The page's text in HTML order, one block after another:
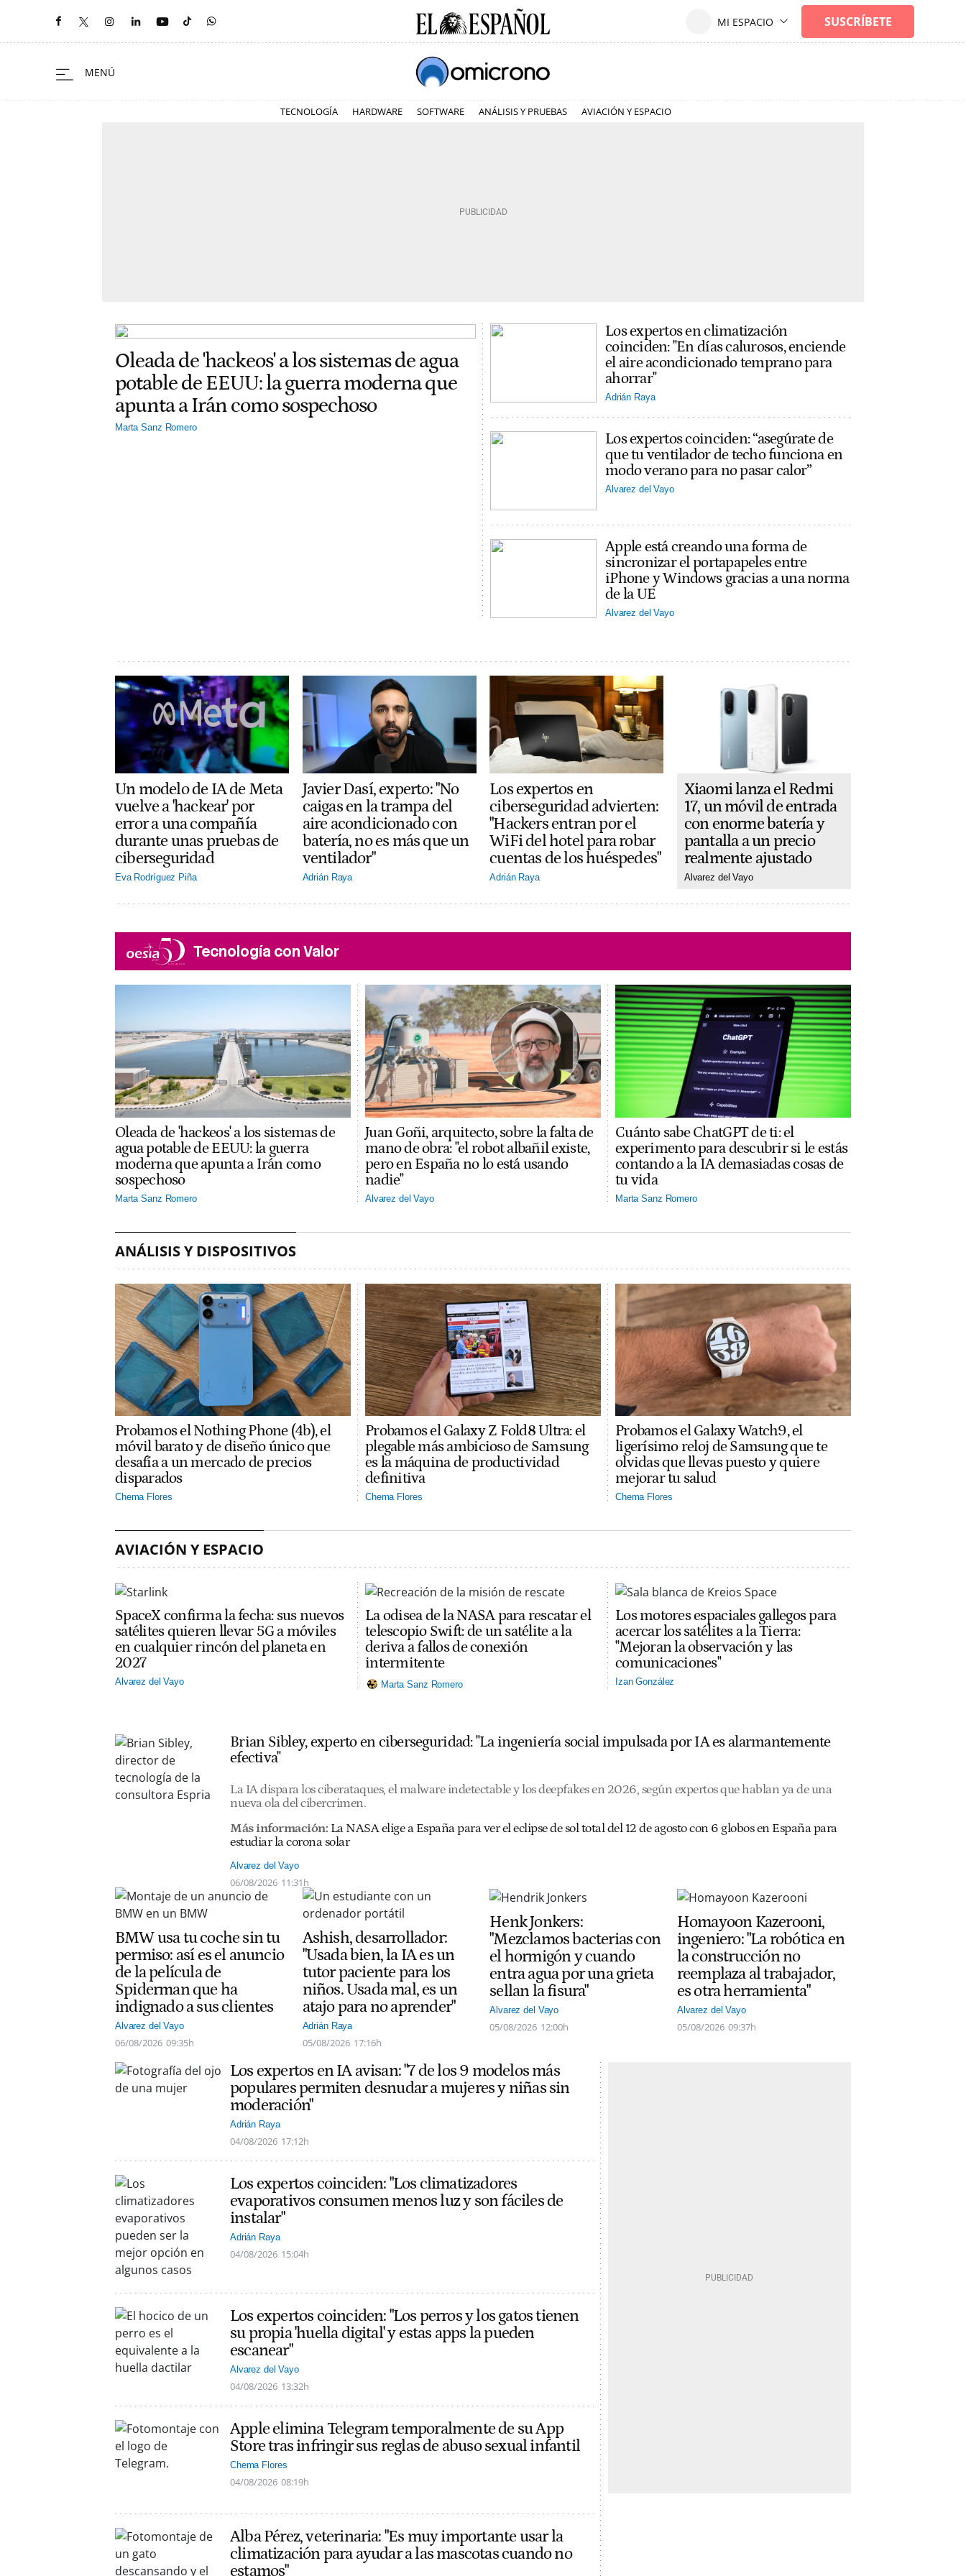
TECNOLOGÍA HARDWARE SOFTWARE ANÁLISIS Y PRUEBAS AVIACIÓN Y ESPACIO
Oleada de 'hackeos' a los sistemas de agua
potable de EEUU: la guerra moderna que
apunta a Irán como sospechoso
Marta Sanz Romero
Los expertos en climatización
coinciden: "En días calurosos, enciende
el aire acondicionado temprano para
ahorrar"
Adrián Raya
Los expertos coinciden: “asegúrate de
que tu ventilador de techo funciona en
modo verano para no pasar calor”
Alvarez del Vayo
Apple está creando una forma de
sincronizar el portapapeles entre
iPhone y Windows gracias a una norma
de la UE
Alvarez del Vayo
Un modelo de IA de Meta
vuelve a 'hackear' por
error a una compañía
durante unas pruebas de
ciberseguridad
Eva Rodríguez Piña
Javier Dasí, experto: "No
caigas en la trampa del
aire acondicionado con
batería, no es más que un
ventilador"
Adrián Raya
Los expertos en
ciberseguridad advierten:
"Hackers entran por el
WiFi del hotel para robar
cuentas de los huéspedes"
Adrián Raya
Xiaomi lanza el Redmi
17, un móvil de entrada
con enorme batería y
pantalla a un precio
realmente ajustado
Alvarez del Vayo
Tecnología con Valor
Oleada de 'hackeos' a los sistemas de
agua potable de EEUU: la guerra
moderna que apunta a Irán como
sospechoso
Marta Sanz Romero
Juan Goñi, arquitecto, sobre la falta de
mano de obra: "el robot albañil existe,
pero en España no lo está usando
nadie"
Alvarez del Vayo
Cuánto sabe ChatGPT de ti: el
experimento para descubrir si le estás
contando a la IA demasiadas cosas de
tu vida
Marta Sanz Romero
ANÁLISIS Y DISPOSITIVOS
Probamos el Nothing Phone (4b), el
móvil barato y de diseño único que
desafía a un mercado de precios
disparados
Chema Flores
Probamos el Galaxy Z Fold8 Ultra: el
plegable más ambicioso de Samsung
es la máquina de productividad
definitiva
Chema Flores
Probamos el Galaxy Watch9, el
ligerísimo reloj de Samsung que te
olvidas que llevas puesto y quiere
mejorar tu salud
Chema Flores
AVIACIÓN Y ESPACIO
SpaceX confirma la fecha: sus nuevos
satélites quieren llevar 5G a móviles
en cualquier rincón del planeta en
2027
Alvarez del Vayo
La odisea de la NASA para rescatar el
telescopio Swift: de un satélite a la
deriva a fallos de conexión
intermitente
Marta Sanz Romero
Los motores espaciales gallegos para
acercar los satélites a la Tierra:
"Mejoran la observación y las
comunicaciones"
Izan González
Brian Sibley, experto en ciberseguridad: "La ingeniería social impulsada por IA es alarmantemente
efectiva"
La IA dispara los ciberataques, el malware indetectable y los deepfakes en 2026, según expertos que hablan ya de una
nueva ola del cibercrimen.
Más información: La NASA elige a España para ver el eclipse de sol total del 12 de agosto con 6 globos en España para
estudiar la corona solar
Alvarez del Vayo
06/08/2026 11:31h
BMW usa tu coche sin tu
permiso: así es el anuncio
de la película de
Spiderman que ha
indignado a sus clientes
Alvarez del Vayo
06/08/2026 09:35h
Ashish, desarrollador:
"Usada bien, la IA es un
tutor paciente para los
niños. Usada mal, es un
atajo para no aprender"
Adrián Raya
05/08/2026 17:16h
Henk Jonkers:
"Mezclamos bacterias con
el hormigón y cuando
entra agua por una grieta
sellan la fisura"
Alvarez del Vayo
05/08/2026 12:00h
Homayoon Kazerooni,
ingeniero: "La robótica en
la construcción no
reemplaza al trabajador,
es otra herramienta"
Alvarez del Vayo
05/08/2026 09:37h
Los expertos en IA avisan: "7 de los 9 modelos más
populares permiten desnudar a mujeres y niñas sin
moderación"
Adrián Raya
04/08/2026 17:12h
Los expertos coinciden: "Los climatizadores
evaporativos consumen menos luz y son fáciles de
instalar"
Adrián Raya
04/08/2026 15:04h
Los expertos coinciden: "Los perros y los gatos tienen
su propia 'huella digital' y estas apps la pueden
escanear"
Alvarez del Vayo
04/08/2026 13:32h
Apple elimina Telegram temporalmente de su App
Store tras infringir sus reglas de abuso sexual infantil
Chema Flores
04/08/2026 08:19h
Alba Pérez, veterinaria: "Es muy importante usar la
climatización para ayudar a las mascotas cuando no
estamos"